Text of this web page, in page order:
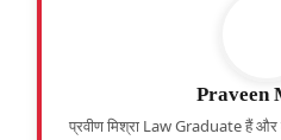
Praveen
प्रवीण मिश्रा Law Graduate हैं और